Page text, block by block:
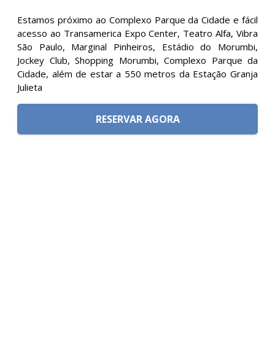
Estamos próximo ao Complexo Parque da Cidade e fácil
acesso ao Transamerica Expo Center, Teatro Alfa, Vibra
São Paulo, Marginal Pinheiros, Estádio do Morumbi,
Jockey Club, Shopping Morumbi, Complexo Parque da
Cidade, além de estar a 550 metros da Estação Granja
Julieta
RESERVAR AGORA